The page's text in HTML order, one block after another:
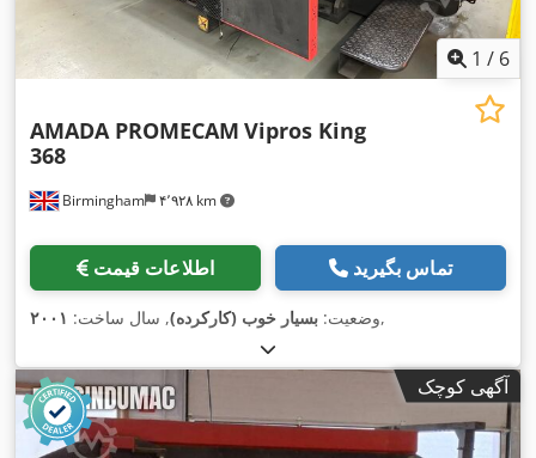
1 / 6
Birmingham ۴٬۹۲۸ km
AMADA PROMECAM Vipros King
368
اطلاعات قیمت تماس بگیرید
وضعیت: بسیار خوب (کارکرده), سال ساخت: ۲۰۰۱ ,
آگهی کوچک